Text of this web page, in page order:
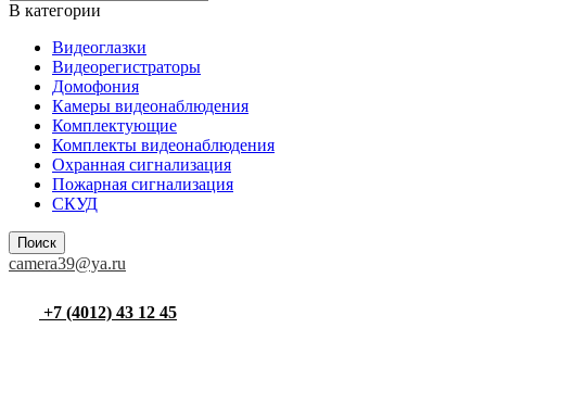
В категории
Видеоглазки
Видеорегистраторы
Домофония
Камеры видеонаблюдения
Комплектующие
Комплекты видеонаблюдения
Охранная сигнализация
Пожарная сигнализация
СКУД
Поиск
camera39@ya.ru
+7 (4012) 43 12 45